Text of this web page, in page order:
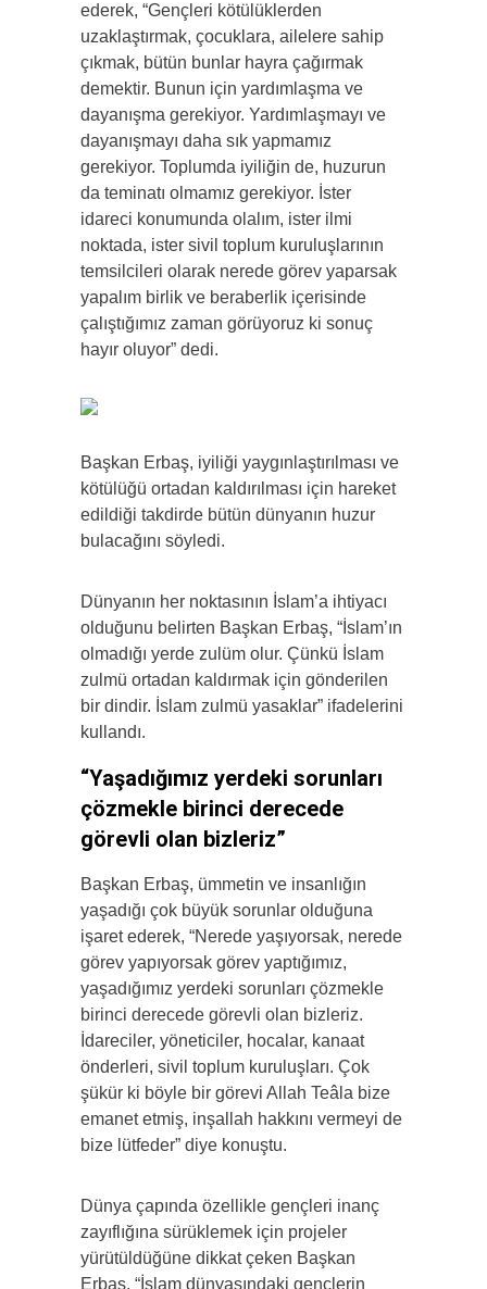
ederek, “Gençleri kötülüklerden
uzaklaştırmak, çocuklara, ailelere sahip
çıkmak, bütün bunlar hayra çağırmak
demektir. Bunun için yardımlaşma ve
dayanışma gerekiyor. Yardımlaşmayı ve
dayanışmayı daha sık yapmamız
gerekiyor. Toplumda iyiliğin de, huzurun
da teminatı olmamız gerekiyor. İster
idareci konumunda olalım, ister ilmi
noktada, ister sivil toplum kuruluşlarının
temsilcileri olarak nerede görev yaparsak
yapalım birlik ve beraberlik içerisinde
çalıştığımız zaman görüyoruz ki sonuç
hayır oluyor” dedi.
Başkan Erbaş, iyiliği yaygınlaştırılması ve
kötülüğü ortadan kaldırılması için hareket
edildiği takdirde bütün dünyanın huzur
bulacağını söyledi.
Dünyanın her noktasının İslam’a ihtiyacı
olduğunu belirten Başkan Erbaş, “İslam’ın
olmadığı yerde zulüm olur. Çünkü İslam
zulmü ortadan kaldırmak için gönderilen
bir dindir. İslam zulmü yasaklar” ifadelerini
kullandı.
“Yaşadığımız yerdeki sorunları
çözmekle birinci derecede
görevli olan bizleriz”
Başkan Erbaş, ümmetin ve insanlığın
yaşadığı çok büyük sorunlar olduğuna
işaret ederek, “Nerede yaşıyorsak, nerede
görev yapıyorsak görev yaptığımız,
yaşadığımız yerdeki sorunları çözmekle
birinci derecede görevli olan bizleriz.
İdareciler, yöneticiler, hocalar, kanaat
önderleri, sivil toplum kuruluşları. Çok
şükür ki böyle bir görevi Allah Teâla bize
emanet etmiş, inşallah hakkını vermeyi de
bize lütfeder” diye konuştu.
Dünya çapında özellikle gençleri inanç
zayıflığına sürüklemek için projeler
yürütüldüğüne dikkat çeken Başkan
Erbaş, “İslam dünyasındaki gençlerin